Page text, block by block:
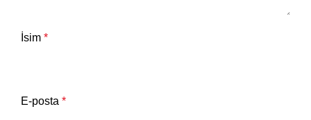
İsim *
E-posta *